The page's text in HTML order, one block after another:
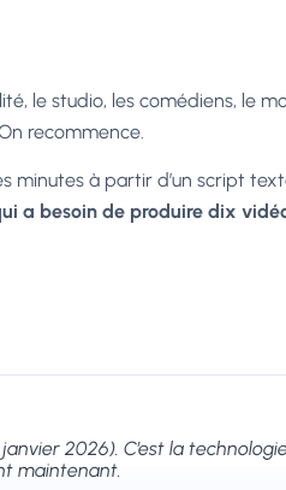
le studio, les comédiens, le
recommence.
minutes à partir d’un script
a besoin de produire dix
2026). C’est la
maintenant.